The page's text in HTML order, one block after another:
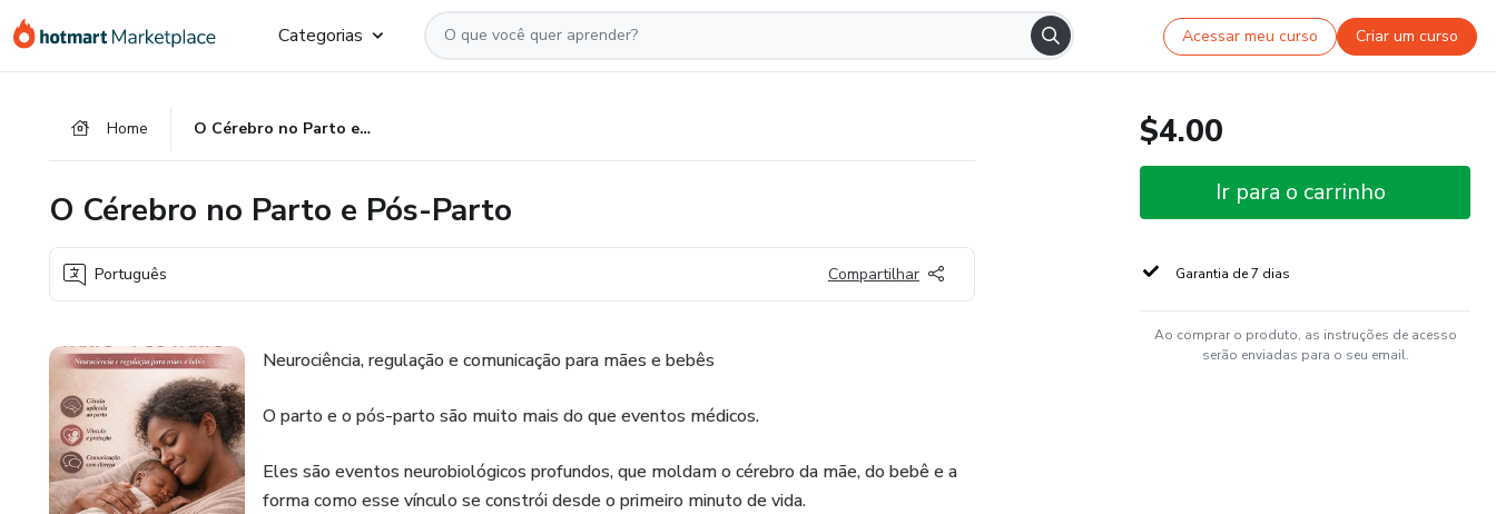
para
para
para
Categorias Acessar meu curso Criar um curso
Home O Cérebro no Parto e Pós-Parto
O Cérebro no Parto e Pós-Parto
Português Compartilhar
Neurociência, regulação e comunicação para mães e bebês
O parto e o pós-parto são muito mais do que eventos médicos.
Eles são eventos neurobiológicos profundos, que moldam o cérebro da mãe, do bebê e a
forma como esse vínculo se constrói desde o primeiro minuto de vida.
$4.00
Ir para o carrinho
Garantia de 7 dias
Ao comprar o produto, as instruções de acesso
serão enviadas para o seu email.